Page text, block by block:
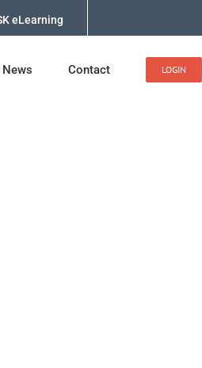
News Contact LOGIN
eLearning